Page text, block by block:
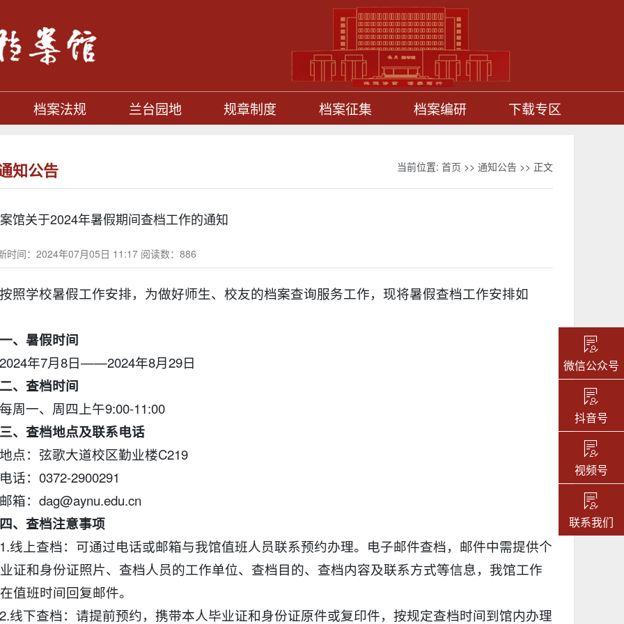
档案法规 兰台园地 规章制度 档案征集 档案编研 下载专区
知公告 当前位置: 首页 >> 通知公告 >> 正文
馆关于2024年暑假期间查档工作的通知
时间：2024年07月05日 11:17 阅读数： 886
按照学校暑假工作安排，为做好师生、校友的档案查询服务工作，现将暑假查档工作安排如
一、暑假时间
2024年7月8日——2024年8月29日
二、查档时间
每周一、周四上午9:00-11:00
三、查档地点及联系电话
地点：弦歌大道校区勤业楼C219
电话：0372-2900291
邮箱：dag@aynu.edu.cn
四、查档注意事项
1.线上查档：可通过电话或邮箱与我馆值班人员联系预约办理。电子邮件查档，邮件中需提供个
证和身份证照片、查档人员的工作单位、查档目的、查档内容及联系方式等信息，我馆工作
值班时间回复邮件。
2.线下查档：请提前预约，携带本人毕业证和身份证原件或复印件，按规定查档时间到馆内办理
微信公众号
抖音号
视频号
联系我们